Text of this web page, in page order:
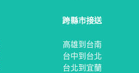
跨縣市接送
高雄到台南
台中到台北
台北到宜蘭